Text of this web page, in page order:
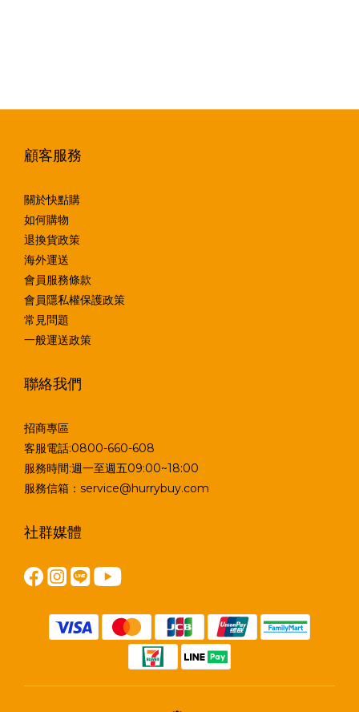
顧客服務
關於快點購
如何購物
退換貨政策
海外運送
會員服務條款
會員隱私權保護政策
常見問題
一般運送政策
聯絡我們
招商專區
客服電話:0800-660-608
服務時間:週一至週五09:00~18:00
服務信箱：service@hurrybuy.com
社群媒體